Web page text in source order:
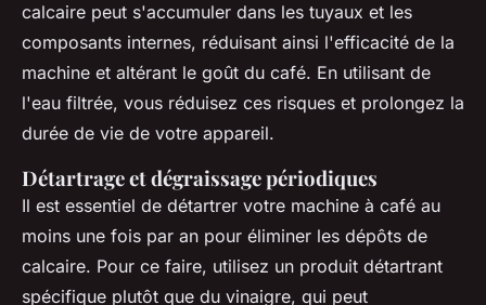
calcaire peut s'accumuler dans les tuyaux et les
composants internes, réduisant ainsi l'efficacité de la
machine et altérant le goût du café. En utilisant de
l'eau filtrée, vous réduisez ces risques et prolongez la
durée de vie de votre appareil.
Détartrage et dégraissage périodiques
Il est essentiel de détartrer votre machine à café au
moins une fois par an pour éliminer les dépôts de
calcaire. Pour ce faire, utilisez un produit détartrant
spécifique plutôt que du vinaigre, qui peut